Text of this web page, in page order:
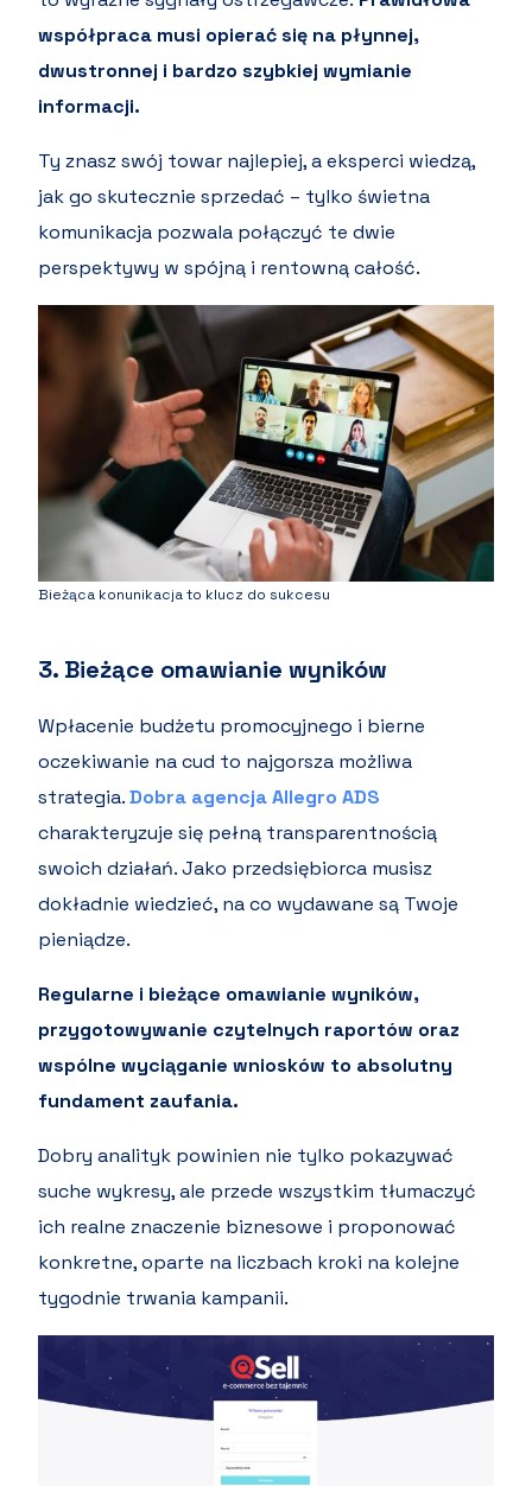
współpraca musi opierać się na płynnej,
dwustronnej i bardzo szybkiej wymianie
informacji.
Ty znasz swój towar najlepiej, a eksperci wiedzą,
jak go skutecznie sprzedać – tylko świetna
komunikacja pozwala połączyć te dwie
perspektywy w spójną i rentowną całość.
Bieżąca konunikacja to klucz do sukcesu
3. Bieżące omawianie wyników
Wpłacenie budżetu promocyjnego i bierne
oczekiwanie na cud to najgorsza możliwa
strategia.Dobra agencja Allegro ADS
charakteryzuje się pełną transparentnością
swoich działań. Jako przedsiębiorca musisz
dokładnie wiedzieć, na co wydawane są Twoje
pieniądze.
Regularne i bieżące omawianie wyników,
przygotowywanie czytelnych raportów oraz
wspólne wyciąganie wniosków to absolutny
fundament zaufania.
Dobry analityk powinien nie tylko pokazywać
suche wykresy, ale przede wszystkim tłumaczyć
ich realne znaczenie biznesowe i proponować
konkretne, oparte na liczbach kroki na kolejne
tygodnie trwania kampanii.